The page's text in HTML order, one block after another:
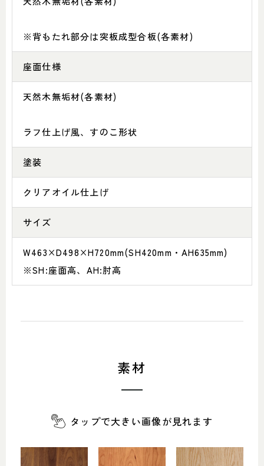
※背もたれ部分は突板成型合板(各素材)
座面仕様
天然木無垢材(各素材)
ラフ仕上げ風、すのこ形状
塗装
クリアオイル仕上げ
サイズ
W463×D498×H720mm(SH420mm・AH635mm)
※SH:座面高、AH:肘高
素材
タップで大きい画像が見れます